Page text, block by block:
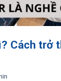
Cách trở